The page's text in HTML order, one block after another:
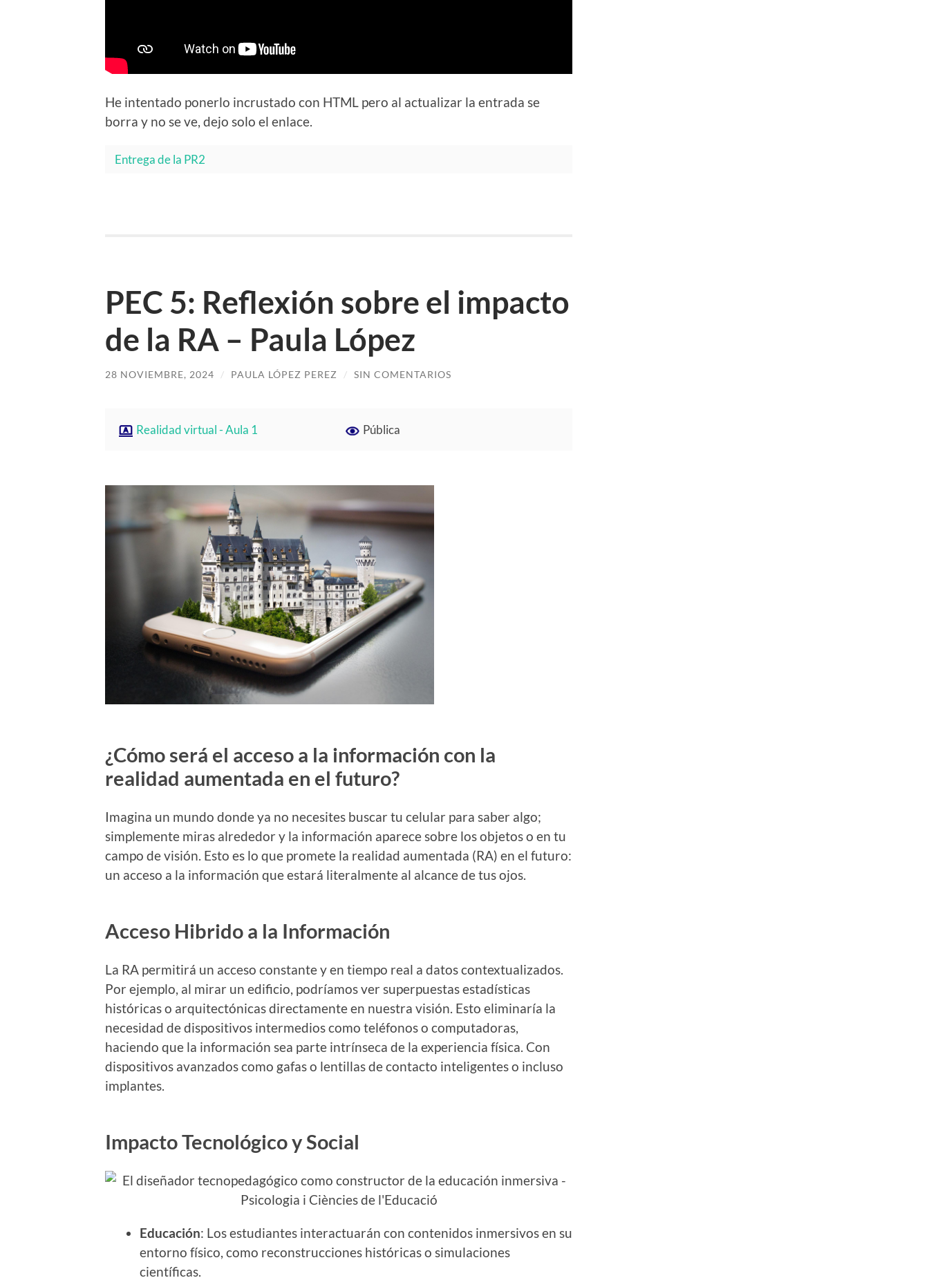
He intentado ponerlo incrustado con HTML pero al actualizar la entrada se
borra y no se ve, dejo solo el enlace.
Entrega de la PR2
PEC 5: Reflexión sobre el impacto
de la RA – Paula López
28 NOVIEMBRE, 2024 / PAULA LÓPEZ PEREZ / SIN COMENTARIOS
Realidad virtual - Aula 1 Pública
¿Cómo será el acceso a la información con la
realidad aumentada en el futuro?
Imagina un mundo donde ya no necesites buscar tu celular para saber algo;
simplemente miras alrededor y la información aparece sobre los objetos o en tu
campo de visión. Esto es lo que promete la realidad aumentada (RA) en el futuro:
un acceso a la información que estará literalmente al alcance de tus ojos.
Acceso Hibrido a la Información
La RA permitirá un acceso constante y en tiempo real a datos contextualizados.
Por ejemplo, al mirar un edificio, podríamos ver superpuestas estadísticas
históricas o arquitectónicas directamente en nuestra visión. Esto eliminaría la
necesidad de dispositivos intermedios como teléfonos o computadoras,
haciendo que la información sea parte intrínseca de la experiencia física. Con
dispositivos avanzados como gafas o lentillas de contacto inteligentes o incluso
implantes.
Impacto Tecnológico y Social
Educación: Los estudiantes interactuarán con contenidos inmersivos en su
entorno físico, como reconstrucciones históricas o simulaciones
científicas.